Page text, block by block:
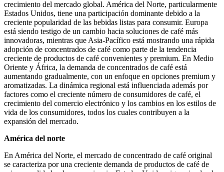
crecimiento del mercado global. América del Norte, particularmente
Estados Unidos, tiene una participación dominante debido a la
creciente popularidad de las bebidas listas para consumir. Europa
está siendo testigo de un cambio hacia soluciones de café más
innovadoras, mientras que Asia-Pacífico está mostrando una rápida
adopción de concentrados de café como parte de la tendencia
creciente de productos de café convenientes y premium. En Medio
Oriente y África, la demanda de concentrados de café está
aumentando gradualmente, con un enfoque en opciones premium y
aromatizadas. La dinámica regional está influenciada además por
factores como el creciente número de consumidores de café, el
crecimiento del comercio electrónico y los cambios en los estilos de
vida de los consumidores, todos los cuales contribuyen a la
expansión del mercado.
América del norte
En América del Norte, el mercado de concentrado de café original
se caracteriza por una creciente demanda de productos de café de